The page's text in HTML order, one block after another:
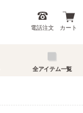
電話注文 カート
全アイテム一覧